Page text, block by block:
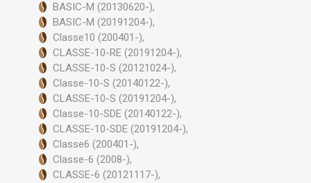
BASIC-M (20130620-),
BASIC-M (20191204-),
Classe10 (200401-),
CLASSE-10-RE (20191204-),
CLASSE-10-S (20121024-),
Classe-10-S (20140122-),
CLASSE-10-S (20191204-),
Classe-10-SDE (20140122-),
CLASSE-10-SDE (20191204-),
Classe6 (200401-),
Classe-6 (2008-),
CLASSE-6 (20121117-),